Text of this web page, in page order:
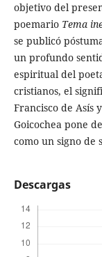
objetivo del
poemario Tema
se publicó
un profundo
espiritual del
cristianos, el
Francisco de Asís
Goicochea pone
como un signo de
Descargas